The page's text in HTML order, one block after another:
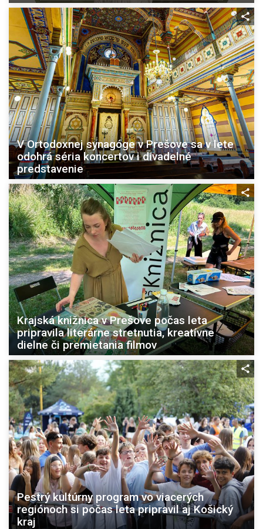
V Ortodoxnej synagóge v Prešove sa v lete
odohrá séria koncertov i divadelné
predstavenie
Krajská knižnica v Prešove počas leta
pripravila literárne stretnutia, kreatívne
dielne či premietania filmov
Pestrý kultúrny program vo viacerých
regiónoch si počas leta pripravil aj Košický
kraj